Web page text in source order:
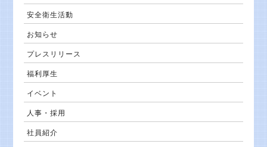
安全衛生活動
お知らせ
プレスリリース
福利厚生
イベント
人事・採用
社員紹介